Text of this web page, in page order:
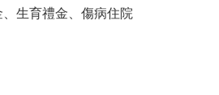
生育禮金、傷病住院